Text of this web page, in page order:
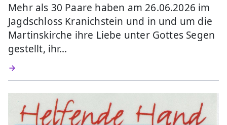
Mehr als 30 Paare haben am 26.06.2026 im
Jagdschloss Kranichstein und in und um die
Martinskirche ihre Liebe unter Gottes Segen
gestellt, ihr…